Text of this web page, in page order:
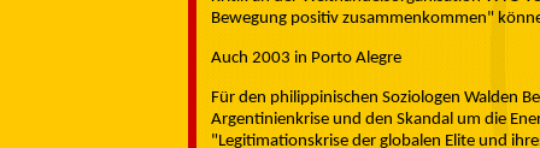
Bewegung positiv zusammenkommen"
Auch 2003 in Porto Alegre
Für den philippinischen Soziologen Walden
Argentinienkrise und den Skandal um die
"Legitimationskrise der globalen Elite und